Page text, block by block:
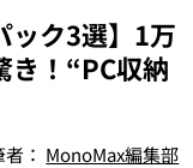
ック3選】1万
き！“PC収納
： MonoMax編集部